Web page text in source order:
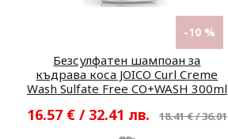
-10 %
Безсулфатен шампоан за
къдрава коса JOICO Curl Creme
Wash Sulfate Free CO+WASH 300ml
16.57 € / 32.41 лв.
18.41 € / 36.01